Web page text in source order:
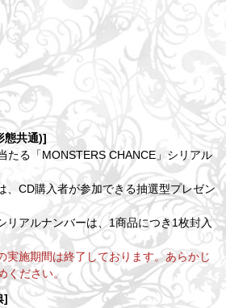
態共通)]
たる「MONSTERS CHANCE」シリアル
、CD購入者が参加できる抽選型プレゼン
リアルナンバーは、1商品につき1枚封入
実施期間は終了しております。あらかじ
ください。
]